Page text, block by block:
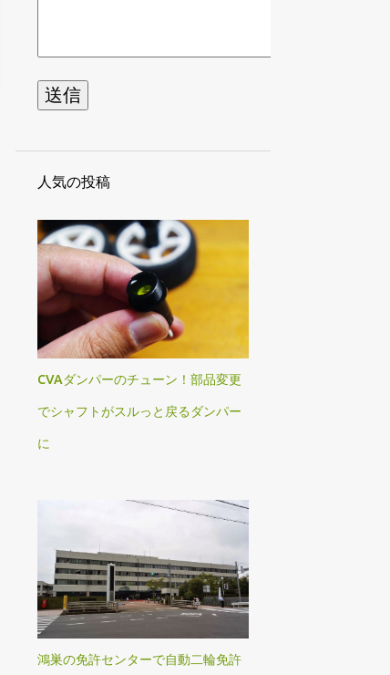
人気の投稿
CVAダンパーのチューン！部品変更
でシャフトがスルっと戻るダンパー
に
鴻巣の免許センターで自動二輪免許